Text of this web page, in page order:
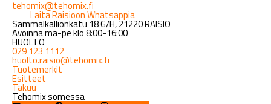
tehomix@tehomix.fi
Laita Raisioon Whatsappia
Sammalkallionkatu 18 G/H, 21220 RAISIO
Avoinna ma-pe klo 8:00-16:00
HUOLTO
029 123 1112
huolto.raisio@tehomix.fi
Tuotemerkit
Esitteet
Takuu
Tehomix somessa